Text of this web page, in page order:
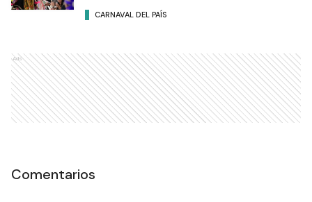
CARNAVAL DEL PAÍS
Ads
Comentarios